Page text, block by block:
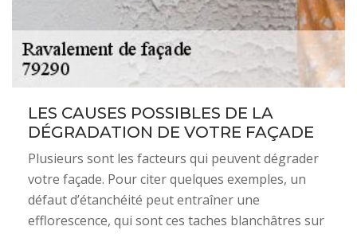
LES CAUSES POSSIBLES DE LA
DÉGRADATION DE VOTRE FAÇADE
Plusieurs sont les facteurs qui peuvent dégrader
votre façade. Pour citer quelques exemples, un
défaut d’étanchéité peut entraîner une
efflorescence, qui sont ces taches blanchâtres sur